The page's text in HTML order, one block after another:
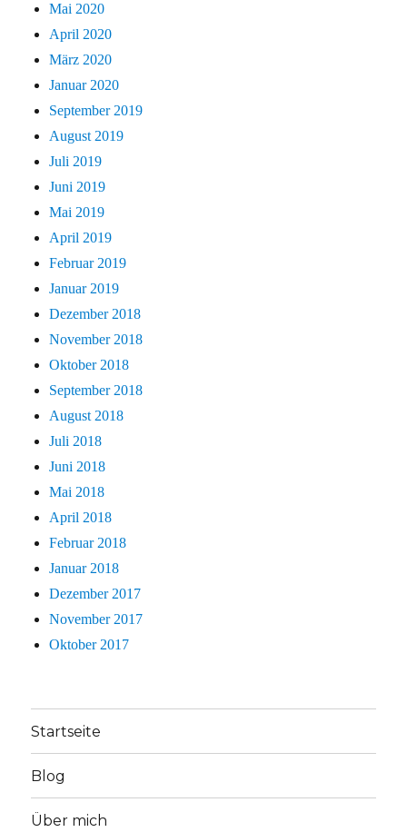
Mai 2020
April 2020
März 2020
Januar 2020
September 2019
August 2019
Juli 2019
Juni 2019
Mai 2019
April 2019
Februar 2019
Januar 2019
Dezember 2018
November 2018
Oktober 2018
September 2018
August 2018
Juli 2018
Juni 2018
Mai 2018
April 2018
Februar 2018
Januar 2018
Dezember 2017
November 2017
Oktober 2017
Startseite
Blog
Über mich